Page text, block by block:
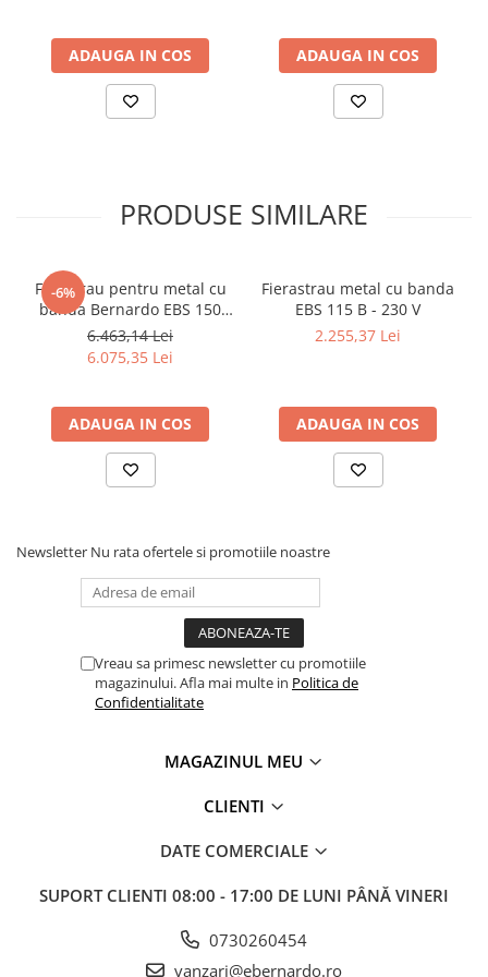
Indicator cadran / Baze magnetice
Palpatoare margine
Prisma
Raportor
Set unelte de masurare
Instrumente de frezat
Instrumente de găurit
Tarozi si filiere
Accesorii masini de gaurit si frezat
Accesorii pentru ferastraie
mecanice cu banda si disc
Accesorii pentru masini de ascutit
Accesorii pentru masini de gaurit
Accesorii pentru masini de slefuit
Accesorii pentru masini de taiat
Accesorii pentru mașini de găurit
Accesorii pentru strunguri
Accesorii masini de slefuit cutite
ADAUGA IN COS ADAUGA IN COS
PRODUSE SIMILARE
-6%
Ferastrau pentru metal cu
banda Bernardo EBS 150
GC
6.463,14 Lei
6.075,35 Lei
ADAUGA IN COS
Fierastrau metal cu banda
EBS 115 B - 230 V
2.255,37 Lei
ADAUGA IN COS
Newsletter Nu rata ofertele si promotiile noastre
Vreau sa primesc newsletter cu promotiile
magazinului. Afla mai multe in Politica de
Confidentialitate
MAGAZINUL MEU
CLIENTI
DATE COMERCIALE
SUPORT CLIENTI 08:00 - 17:00 DE LUNI PÂNĂ VINERI
0730260454
vanzari@ebernardo.ro